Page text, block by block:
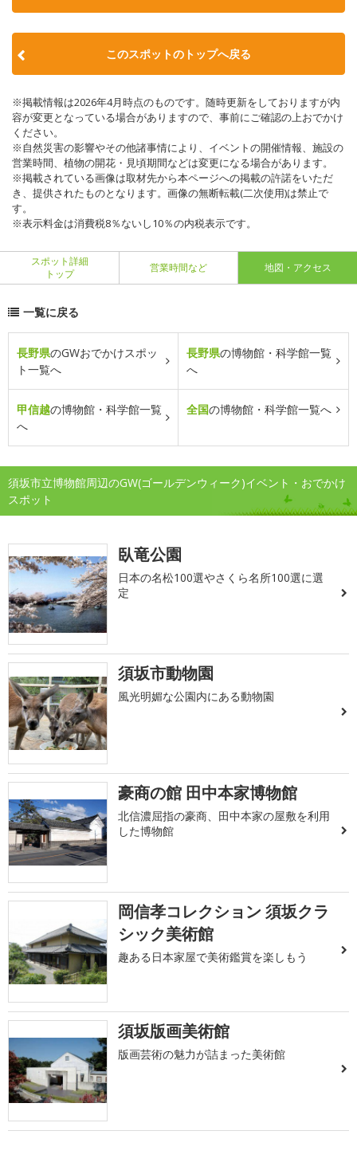
このスポットのトップへ戻る
※掲載情報は2026年4月時点のものです。随時更新をしておりますが内
容が変更となっている場合がありますので、事前にご確認の上おでかけ
ください。
※自然災害の影響やその他諸事情により、イベントの開催情報、施設の
営業時間、植物の開花・見頃期間などは変更になる場合があります。
※掲載されている画像は取材先から本ページへの掲載の許諾をいただ
き、提供されたものとなります。画像の無断転載(二次使用)は禁止で
す。
※表示料金は消費税8％ないし10％の内税表示です。
スポット詳細
トップ
営業時間など 地図・アクセス
一覧に戻る
長野県のGWおでかけスポッ
ト一覧へ
長野県の博物館・科学館一覧
へ
甲信越の博物館・科学館一覧
へ
全国の博物館・科学館一覧へ
須坂市立博物館周辺のGW(ゴールデンウィーク)イベント・おでかけ
スポット
臥竜公園
日本の名松100選やさくら名所100選に選
定
須坂市動物園
風光明媚な公園内にある動物園
豪商の館 田中本家博物館
北信濃屈指の豪商、田中本家の屋敷を利用
した博物館
岡信孝コレクション 須坂クラ
シック美術館
趣ある日本家屋で美術鑑賞を楽しもう
須坂版画美術館
版画芸術の魅力が詰まった美術館